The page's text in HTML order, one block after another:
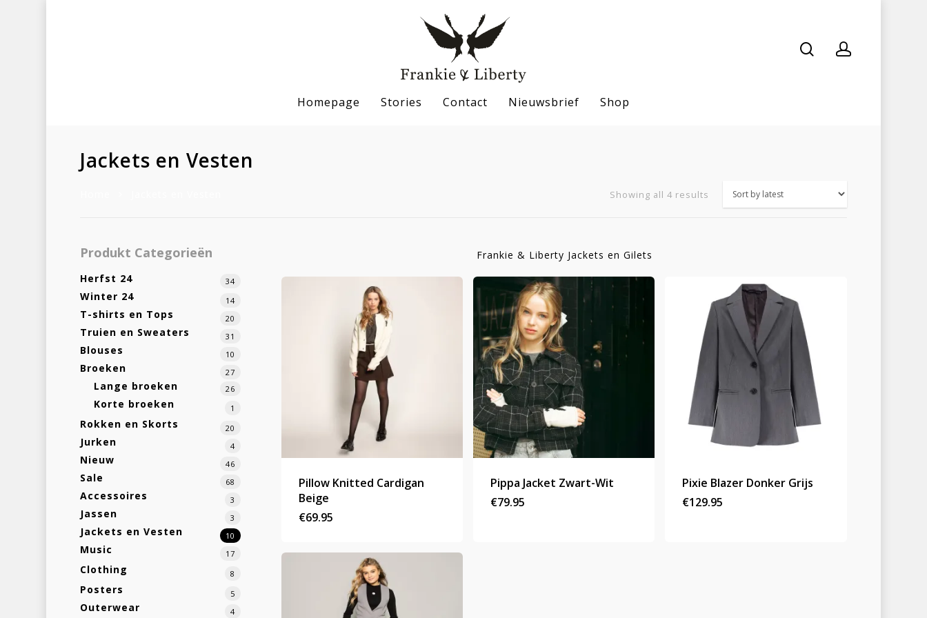
Homepage Stories Contact Nieuwsbrief Shop
Jackets en Vesten
Showing all 4 results Sorted
Produkt Categorieën
Herfst 24 34
Winter 24 14
T-shirts en Tops 20
Truien en Sweaters 31
Blouses 10
Broeken 27
Lange broeken 26
Korte broeken 1
Rokken en Skorts 20
Jurken 4
Nieuw 46
Sale 68
Accessoires 3
Jassen 3
Jackets en Vesten 10
Music 17
Clothing 8
Posters 5
Outerwear 4
Frankie & Liberty Jackets en Gilets
Pillow Knitted Cardigan
Beige
€69.95
Pippa Jacket Zwart-Wit
€79.95
Pixie Blazer Donker Grijs
€129.95